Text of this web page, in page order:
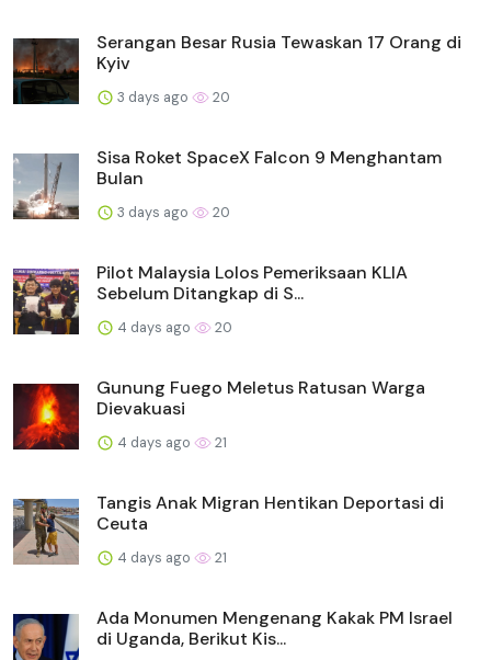
Serangan Besar Rusia Tewaskan 17 Orang di
Kyiv
3 days ago 20
Sisa Roket SpaceX Falcon 9 Menghantam
Bulan
3 days ago 20
Pilot Malaysia Lolos Pemeriksaan KLIA
Sebelum Ditangkap di S...
4 days ago 20
Gunung Fuego Meletus Ratusan Warga
Dievakuasi
4 days ago 21
Tangis Anak Migran Hentikan Deportasi di
Ceuta
4 days ago 21
Ada Monumen Mengenang Kakak PM Israel
di Uganda, Berikut Kis...